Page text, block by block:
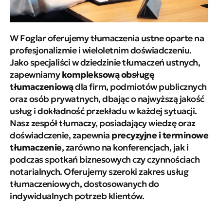
W Foglar oferujemy tłumaczenia ustne oparte na
profesjonalizmie i wieloletnim doświadczeniu.
Jako specjaliści w dziedzinie tłumaczeń ustnych,
zapewniamykompleksową obsługę
tłumaczeniowądla firm, podmiotów publicznych
oraz osób prywatnych, dbając o najwyższą jakość
usług i dokładność przekładu w każdej sytuacji.
Nasz zespół tłumaczy, posiadający wiedzę oraz
doświadczenie, zapewnia precyzyjne i terminowe
tłumaczenie, zarówno na konferencjach, jak i
podczas spotkań biznesowych czy czynnościach
notarialnych. Oferujemy szeroki zakres usług
tłumaczeniowych, dostosowanych do
indywidualnych potrzeb klientów.